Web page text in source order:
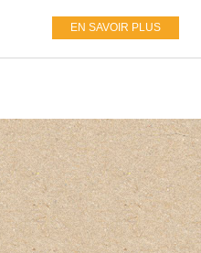
EN SAVOIR PLUS